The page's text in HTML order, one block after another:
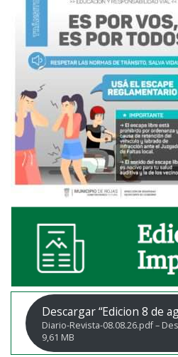
Descargar “Edicion 8 de
Diario-Revista-08.08.26.pdf –
9,61 MB